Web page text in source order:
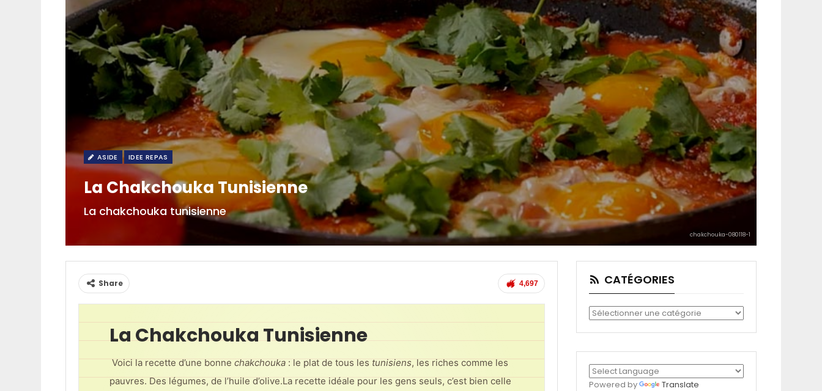
ASIDE IDEE REPAS
La Chakchouka Tunisienne
La chakchouka tunisienne
chakchouka-080118-1
4,697
Share
La Chakchouka Tunisienne
Voici la recette d’une bonne chakchouka : le plat de tous les tunisiens, les riches comme les
pauvres. Des légumes, de l’huile d’olive.La recette idéale pour les gens seuls, c’est bien celle
CATÉGORIES
Catégories
Powered by Translate